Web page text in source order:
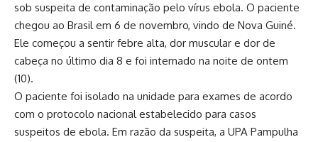
sob suspeita de contaminação pelo vírus ebola. O paciente
chegou ao Brasil em 6 de novembro, vindo de Nova Guiné.
Ele começou a sentir febre alta, dor muscular e dor de
cabeça no último dia 8 e foi internado na noite de ontem
(10).
O paciente foi isolado na unidade para exames de acordo
com o protocolo nacional estabelecido para casos
suspeitos de ebola. Em razão da suspeita, a UPA Pampulha